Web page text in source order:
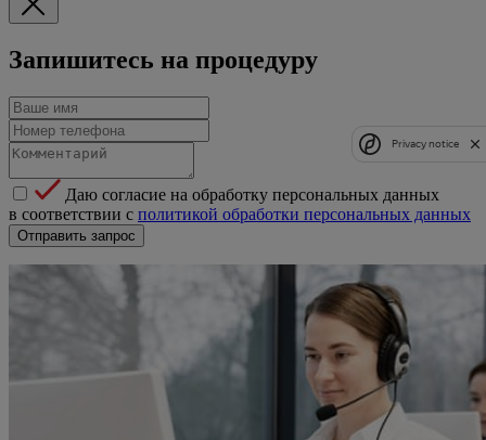
Запишитесь на процедуру
Даю согласие на обработку персональных данных
в соответствии с политикой обработки персональных данных
Отправить запрос
Privacy notice